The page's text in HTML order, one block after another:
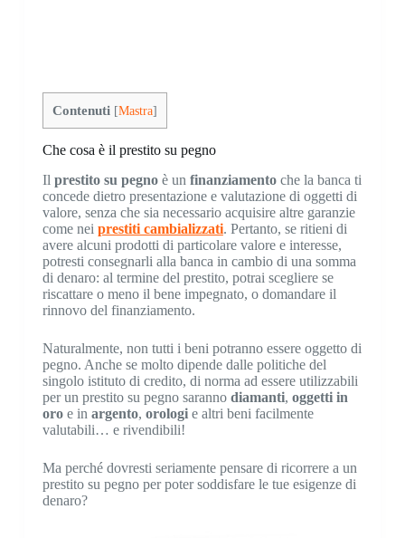
Contenuti [Mastra]
Che cosa è il prestito su pegno
Il prestito su pegnoè un finanziamentoche la banca ti
concede dietro presentazione e valutazione di oggetti di
valore, senza che sia necessario acquisire altre garanzie
come nei prestiti cambializzati. Pertanto, se ritieni di
avere alcuni prodotti di particolare valore e interesse,
potresti consegnarli alla banca in cambio di una somma
di denaro: al termine del prestito, potrai scegliere se
riscattare o meno il bene impegnato, o domandare il
rinnovo del finanziamento.
Naturalmente, non tutti i beni potranno essere oggetto di
pegno. Anche se molto dipende dalle politiche del
singolo istituto di credito, di norma ad essere utilizzabili
per un prestito su pegno saranno diamanti, oggetti in
oroe in argento, orologie altri beni facilmente
valutabili… e rivendibili!
Ma perché dovresti seriamente pensare di ricorrere a un
prestito su pegno per poter soddisfare le tue esigenze di
denaro?